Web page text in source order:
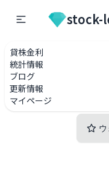
貸株金利
統計情報
ブログ
更新情報
マイページ
stock-
貸株金利一覧
開始
週
ウ